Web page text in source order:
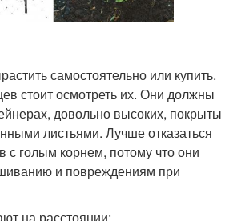
самостоятельно или купить.
стоит осмотреть их. Они должны
довольно высоких, покрыты
листьями. Лучше отказаться
с голым корнем, потому что они
и повреждениям при